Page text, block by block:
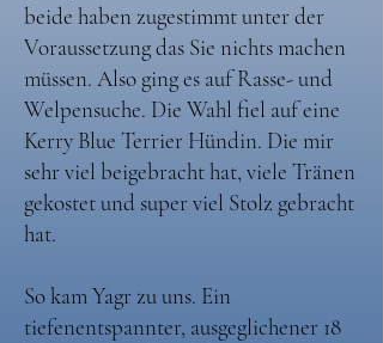
beide haben zugestimmt unter der
Voraussetzung das Sie nichts machen
müssen. Also ging es auf Rasse- und
Welpensuche. Die Wahl fiel auf eine
Kerry Blue Terrier Hündin. Die mir
sehr viel beigebracht hat, viele Tränen
gekostet und super viel Stolz gebracht
hat.
So kam Yagr zu uns. Ein
tiefenentspannter, ausgeglichener 18